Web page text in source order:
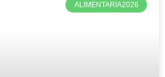
ALIMENTARIA2026